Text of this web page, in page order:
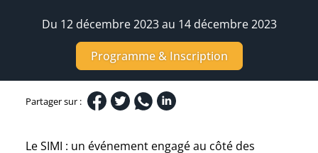
Du 12 décembre 2023 au 14 décembre 2023
Programme & Inscription
Partager sur :
Le SIMI : un événement engagé au côté des